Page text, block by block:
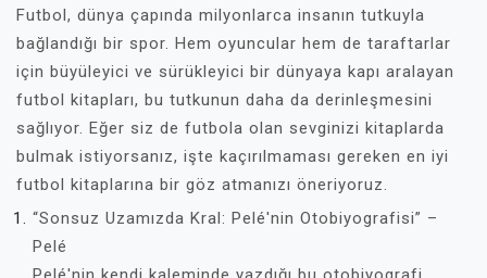
Futbol, dünya çapında milyonlarca insanın tutkuyla
bağlandığı bir spor. Hem oyuncular hem de taraftarlar
için büyüleyici ve sürükleyici bir dünyaya kapı aralayan
futbol kitapları, bu tutkunun daha da derinleşmesini
sağlıyor. Eğer siz de futbola olan sevginizi kitaplarda
bulmak istiyorsanız, işte kaçırılmaması gereken en iyi
futbol kitaplarına bir göz atmanızı öneriyoruz.
“Sonsuz Uzamızda Kral: Pelé'nin Otobiyografisi” –
Pelé